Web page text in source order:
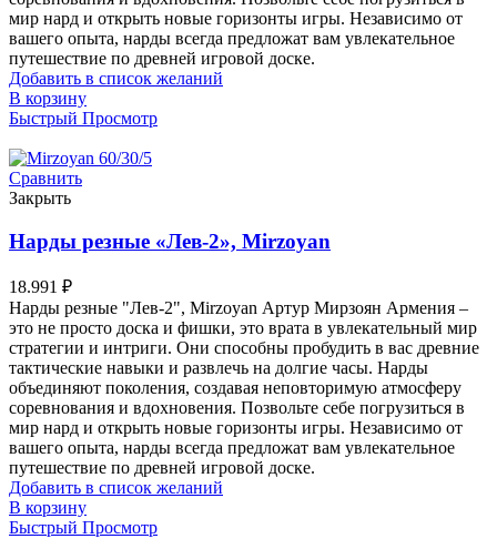
мир нард и открыть новые горизонты игры. Независимо от
вашего опыта, нарды всегда предложат вам увлекательное
путешествие по древней игровой доске.
Добавить в список желаний
В корзину
Быстрый Просмотр
Сравнить
Закрыть
Нарды резные «Лев-2», Mirzoyan
18.991 ₽
Нарды резные "Лев-2", Mirzoyan Артур Мирзоян Армения –
это не просто доска и фишки, это врата в увлекательный мир
стратегии и интриги. Они способны пробудить в вас древние
тактические навыки и развлечь на долгие часы. Нарды
объединяют поколения, создавая неповторимую атмосферу
соревнования и вдохновения. Позвольте себе погрузиться в
мир нард и открыть новые горизонты игры. Независимо от
вашего опыта, нарды всегда предложат вам увлекательное
путешествие по древней игровой доске.
Добавить в список желаний
В корзину
Быстрый Просмотр